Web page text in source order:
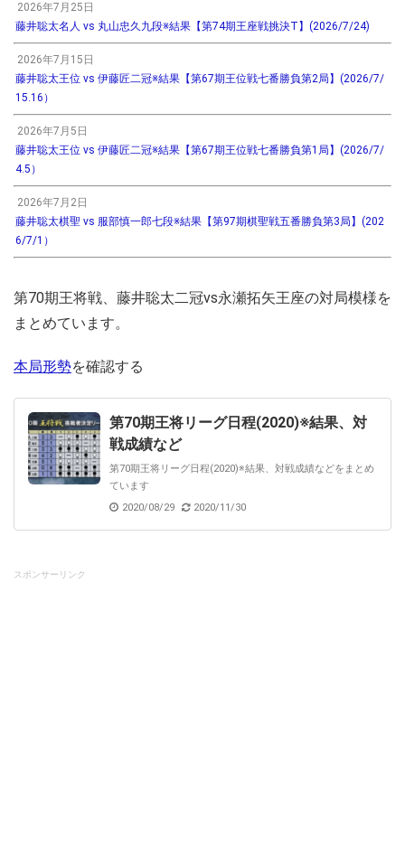
2026年7月25日
藤井聡太名人 vs 丸山忠久九段※結果【第74期王座戦挑決T】(2026/7/24)
2026年7月15日
藤井聡太王位 vs 伊藤匠二冠※結果【第67期王位戦七番勝負第2局】(2026/7/
15.16）
2026年7月5日
藤井聡太王位 vs 伊藤匠二冠※結果【第67期王位戦七番勝負第1局】(2026/7/
4.5）
2026年7月2日
藤井聡太棋聖 vs 服部慎一郎七段※結果【第97期棋聖戦五番勝負第3局】(202
6/7/1）
第70期王将戦、藤井聡太二冠vs永瀬拓矢王座の対局模様を
まとめています。
本局形勢を確認する
第70期王将リーグ日程(2020)※結果、対
戦成績など
第70期王将リーグ日程(2020)※結果、対戦成績などをまとめ
ています
2020/08/29
2020/11/30
スポンサーリンク